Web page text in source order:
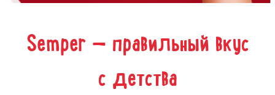
Semper — правильный вкус
с детства